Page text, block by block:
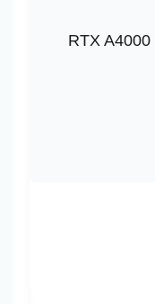
RTX